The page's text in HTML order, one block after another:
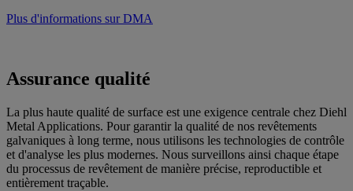
Plus d'informations sur DMA
Assurance qualité
La plus haute qualité de surface est une exigence centrale chez Diehl
Metal Applications. Pour garantir la qualité de nos revêtements
galvaniques à long terme, nous utilisons les technologies de contrôle
et d'analyse les plus modernes. Nous surveillons ainsi chaque étape
du processus de revêtement de manière précise, reproductible et
entièrement traçable.